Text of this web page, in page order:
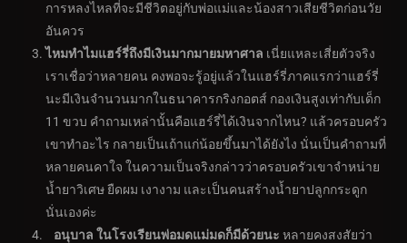
การหลงไหลที่จะมีชีวิตอยู่กับพ่อแม่และน้องสาวเสียชีวิตก่อนวัย
อันควร
ไหมทำไมแฮร์รี่ถึงมีเงินมากมายมหาศาล เนี่ยแหละเสี่ยตัวจริง
เราเชื่อว่าหลายคน คงพอจะรู้อยู่แล้วในแฮร์รี่ภาคแรกว่าแฮร์รี่
นะมีเงินจำนวนมากในธนาคารกริงกอตส์ กองเงินสูงเท่ากับเด็ก
11 ขวบ คำถามเหล่านั้นคือแฮร์รี่ได้เงินจากไหน? แล้วครอบครัว
เขาทำอะไร กลายเป็นเถ้าแก่น้อยขึ้นมาได้ยังไง นั่นเป็นคำถามที่
หลายคนคาใจ ในความเป็นจริงกล่าวว่าครอบครัวเขาจำหน่าย
น้ำยาวิเศษ ยืดผม เงางาม และเป็นคนสร้างน้ำยาปลูกกระดูก
นั่นเองค่ะ
อนุบาล ในโรงเรียนพ่อมดแม่มดก็มีด้วยนะ หลายคงสงสัยว่า